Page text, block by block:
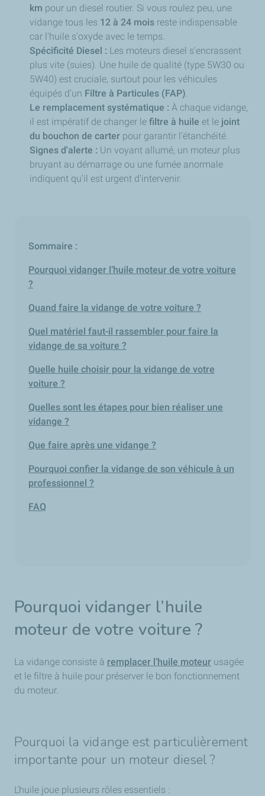
km pour un diesel routier. Si vous roulez peu, une
vidange tous les 12 à 24 mois reste indispensable
car l'huile s'oxyde avec le temps.
Spécificité Diesel : Les moteurs diesel s'encrassent
plus vite (suies). Une huile de qualité (type 5W30 ou
5W40) est cruciale, surtout pour les véhicules
équipés d'un Filtre à Particules (FAP).
Le remplacement systématique : À chaque vidange,
il est impératif de changer le filtre à huile et le joint
du bouchon de carter pour garantir l'étanchéité.
Signes d'alerte : Un voyant allumé, un moteur plus
bruyant au démarrage ou une fumée anormale
indiquent qu'il est urgent d'intervenir.
Sommaire :
Pourquoi vidanger l’huile moteur de votre voiture
?
Quand faire la vidange de votre voiture ?
Quel matériel faut-il rassembler pour faire la
vidange de sa voiture ?
Quelle huile choisir pour la vidange de votre
voiture ?
Quelles sont les étapes pour bien réaliser une
vidange ?
Que faire après une vidange ?
Pourquoi confier la vidange de son véhicule à un
professionnel ?
FAQ
Pourquoi vidanger l’huile
moteur de votre voiture ?
La vidange consiste à remplacer l’huile moteur usagée
et le filtre à huile pour préserver le bon fonctionnement
du moteur.
Pourquoi la vidange est particulièrement
importante pour un moteur diesel ?
L’huile joue plusieurs rôles essentiels :